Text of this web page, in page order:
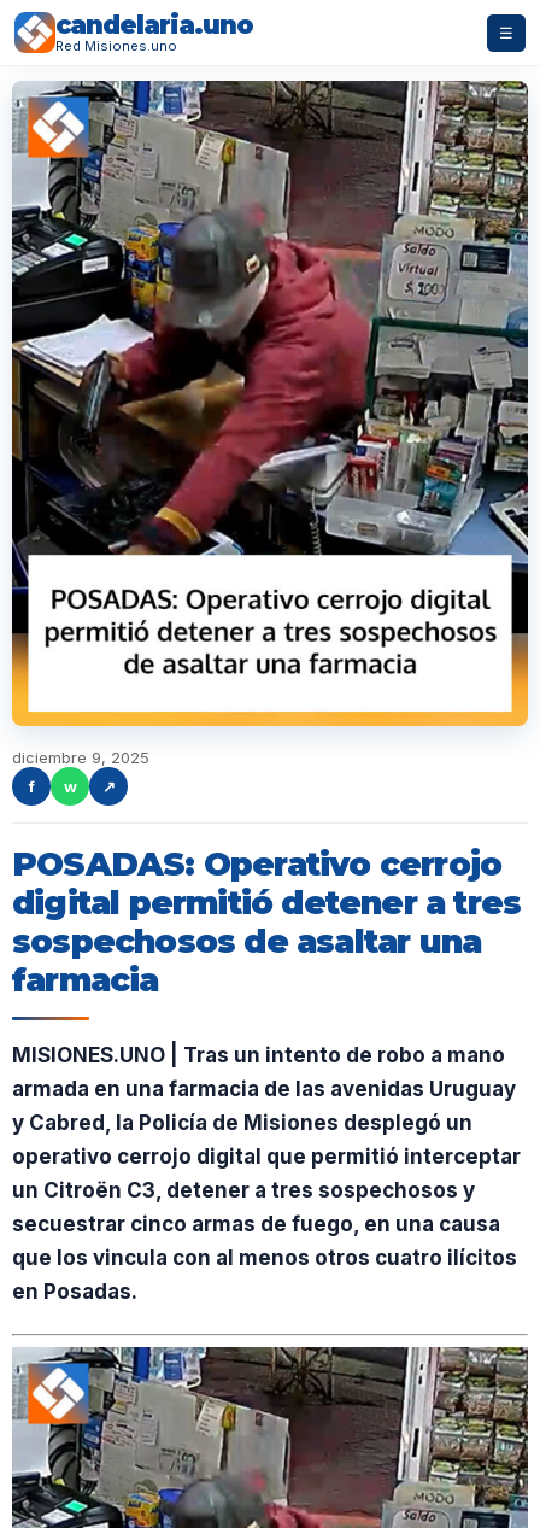
candelaria.uno
Red Misiones.uno
☰
diciembre 9, 2025
f
w ↗
POSADAS: Operativo cerrojo
digital permitió detener a tres
sospechosos de asaltar una
farmacia
MISIONES.UNO | Tras un intento de robo a mano
armada en una farmacia de las avenidas Uruguay
y Cabred, la Policía de Misiones desplegó un
operativo cerrojo digital que permitió interceptar
un Citroën C3, detener a tres sospechosos y
secuestrar cinco armas de fuego, en una causa
que los vincula con al menos otros cuatro ilícitos
en Posadas.